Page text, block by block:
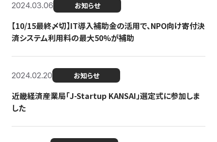
2024.03.06 お知らせ
【10/15最終〆切】IT導入補助金の活用で、NPO向け寄付決
済システム利用料の最大50%が補助
2024.02.20 お知らせ
近畿経済産業局「J-Startup KANSAI」選定式に参加しま
した